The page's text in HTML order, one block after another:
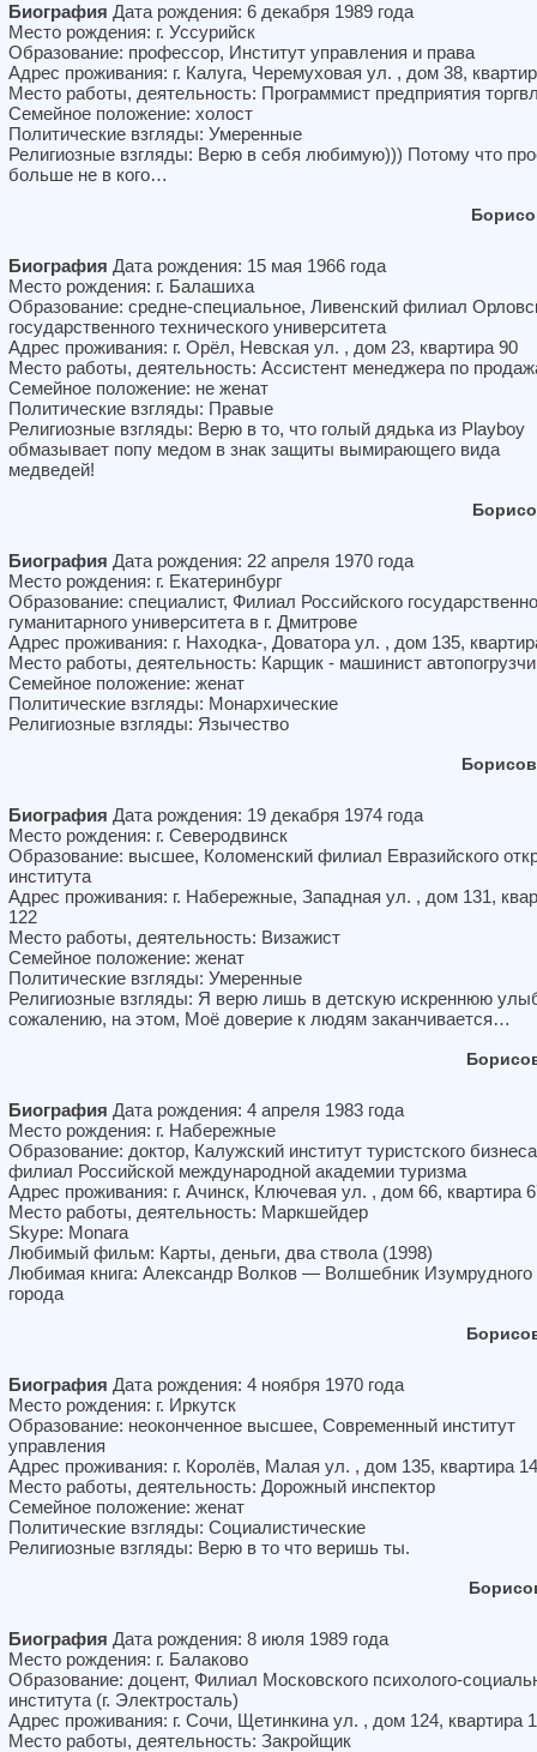
Биография Дата рождения: 6 декабря 1989 года
Место рождения: г. Уссурийск
Образование: профессор, Институт управления и права
Адрес проживания: г. Калуга, Черемуховая ул. , дом 38,
Место работы, деятельность: Программист предприятия
Семейное положение: холост
Политические взгляды: Умеренные
Религиозные взгляды: Верю в себя любимую))) Потому что
больше не в кого…
Биография Дата рождения: 15 мая 1966 года
Место рождения: г. Балашиха
Образование: средне-специальное, Ливенский филиал
государственного технического университета
Адрес проживания: г. Орёл, Невская ул. , дом 23, квартира 90
Место работы, деятельность: Ассистент менеджера по
Семейное положение: не женат
Политические взгляды: Правые
Религиозные взгляды: Верю в то, что голый дядька из Playboy
обмазывает попу медом в знак защиты вымирающего вида
медведей!
Биография Дата рождения: 22 апреля 1970 года
Место рождения: г. Екатеринбург
Образование: специалист, Филиал Российского
гуманитарного университета в г. Дмитрове
Адрес проживания: г. Находка-, Доватора ул. , дом 135,
Место работы, деятельность: Карщик - машинист
Семейное положение: женат
Политические взгляды: Монархические
Религиозные взгляды: Язычество
Биография Дата рождения: 19 декабря 1974 года
Место рождения: г. Северодвинск
Образование: высшее, Коломенский филиал Евразийского
института
Адрес проживания: г. Набережные, Западная ул. , дом 131,
122
Место работы, деятельность: Визажист
Семейное положение: женат
Политические взгляды: Умеренные
Религиозные взгляды: Я верю лишь в детскую искреннюю
сожалению, на этом, Моё доверие к людям заканчивается…
Биография Дата рождения: 4 апреля 1983 года
Место рождения: г. Набережные
Образование: доктор, Калужский институт туристского
филиал Российской международной академии туризма
Адрес проживания: г. Ачинск, Ключевая ул. , дом 66, квартира
Место работы, деятельность: Маркшейдер
Skype: Monara
Любимый фильм: Карты, деньги, два ствола (1998)
Любимая книга: Александр Волков — Волшебник Изумрудного
города
Биография Дата рождения: 4 ноября 1970 года
Место рождения: г. Иркутск
Образование: неоконченное высшее, Современный институт
управления
Адрес проживания: г. Королёв, Малая ул. , дом 135, квартира
Место работы, деятельность: Дорожный инспектор
Семейное положение: женат
Политические взгляды: Социалистические
Религиозные взгляды: Верю в то что веришь ты.
Биография Дата рождения: 8 июля 1989 года
Место рождения: г. Балаково
Образование: доцент, Филиал Московского психолого-
института (г. Электросталь)
Адрес проживания: г. Сочи, Щетинкина ул. , дом 124, квартира
Место работы, деятельность: Закройщик